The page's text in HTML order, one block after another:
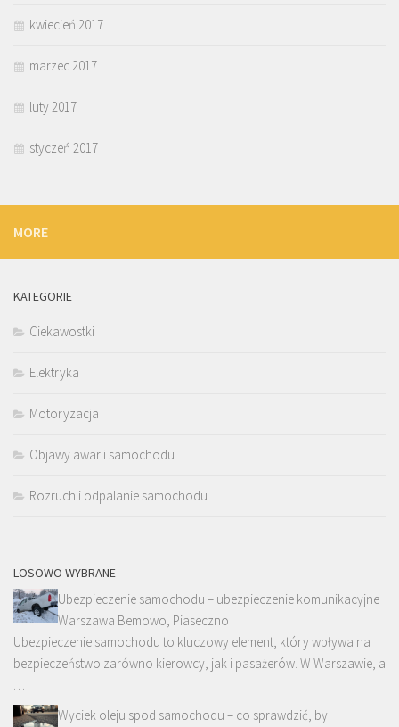
kwiecień 2017
marzec 2017
luty 2017
styczeń 2017
MORE
KATEGORIE
Ciekawostki
Elektryka
Motoryzacja
Objawy awarii samochodu
Rozruch i odpalanie samochodu
LOSOWO WYBRANE
Ubezpieczenie samochodu – ubezpieczenie komunikacyjne
Warszawa Bemowo, Piaseczno
Ubezpieczenie samochodu to kluczowy element, który wpływa na
bezpieczeństwo zarówno kierowcy, jak i pasażerów. W Warszawie, a
…
Wyciek oleju spod samochodu – co sprawdzić, by